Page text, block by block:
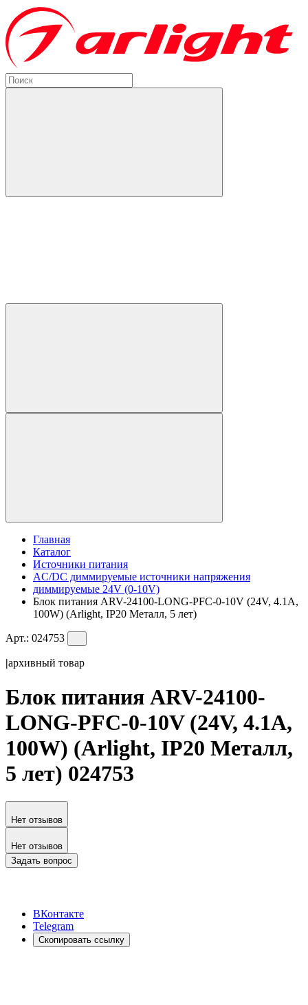
Главная
Каталог
Источники питания
AC/DC диммируемые источники напряжения
диммируемые 24V (0-10V)
Блок питания ARV-24100-LONG-PFC-0-10V (24V, 4.1A,
100W) (Arlight, IP20 Металл, 5 лет)
Арт.: 024753
|архивный товар
Блок питания ARV-24100-
LONG-PFC-0-10V (24V, 4.1A,
100W) (Arlight, IP20 Металл,
5 лет) 024753
Нет отзывов
Нет отзывов
Задать вопрос
ВКонтакте
Telegram
Скопировать ссылку